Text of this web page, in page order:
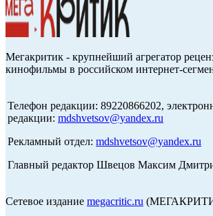
Мегакритик - крупнейший агрегатор
кинофильмы в российском интернет-
Телефон редакции: 89220866202,
редакции: mdshvetsov@yandex.ru
Рекламный отдел: mdshvetsov@yandex.ru
Главный редактор Швецов Максим
Сетевое издание megacritic.ru